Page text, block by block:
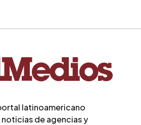
latinoamericano
de agencias y